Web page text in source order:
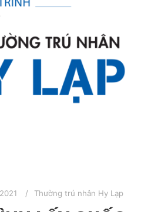
Thường trú nhân Hy Lạp